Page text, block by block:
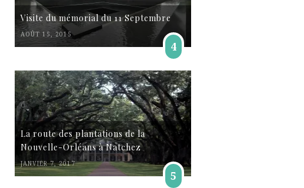
Visite du mémorial du 11 Septembre
AOÛT 15, 2015
4
La route des plantations de la
Nouvelle-Orléans à Natchez
JANVIER 7, 2017
5